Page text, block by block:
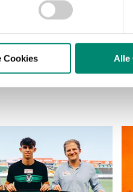
wir Informationen zu Ihrer
Cookies Alle